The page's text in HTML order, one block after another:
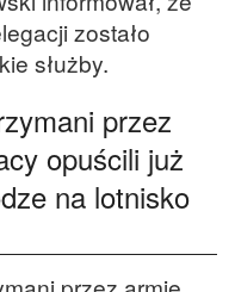
zostało
służby.
przez
opuścili już
na lotnisko